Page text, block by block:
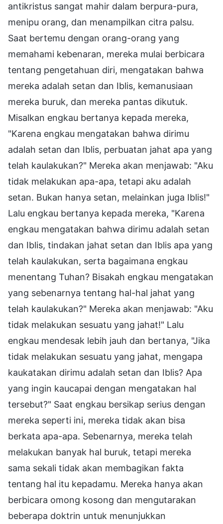
antikristus sangat mahir dalam berpura-pura,
menipu orang, dan menampilkan citra palsu.
Saat bertemu dengan orang-orang yang
memahami kebenaran, mereka mulai berbicara
tentang pengetahuan diri, mengatakan bahwa
mereka adalah setan dan Iblis, kemanusiaan
mereka buruk, dan mereka pantas dikutuk.
Misalkan engkau bertanya kepada mereka,
"Karena engkau mengatakan bahwa dirimu
adalah setan dan Iblis, perbuatan jahat apa yang
telah kaulakukan?" Mereka akan menjawab: "Aku
tidak melakukan apa-apa, tetapi aku adalah
setan. Bukan hanya setan, melainkan juga Iblis!"
Lalu engkau bertanya kepada mereka, "Karena
engkau mengatakan bahwa dirimu adalah setan
dan Iblis, tindakan jahat setan dan Iblis apa yang
telah kaulakukan, serta bagaimana engkau
menentang Tuhan? Bisakah engkau mengatakan
yang sebenarnya tentang hal-hal jahat yang
telah kaulakukan?" Mereka akan menjawab: "Aku
tidak melakukan sesuatu yang jahat!" Lalu
engkau mendesak lebih jauh dan bertanya, "Jika
tidak melakukan sesuatu yang jahat, mengapa
kaukatakan dirimu adalah setan dan Iblis? Apa
yang ingin kaucapai dengan mengatakan hal
tersebut?" Saat engkau bersikap serius dengan
mereka seperti ini, mereka tidak akan bisa
berkata apa-apa. Sebenarnya, mereka telah
melakukan banyak hal buruk, tetapi mereka
sama sekali tidak akan membagikan fakta
tentang hal itu kepadamu. Mereka hanya akan
berbicara omong kosong dan mengutarakan
beberapa doktrin untuk menunjukkan